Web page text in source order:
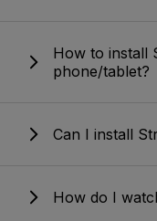
How to install
phone/tablet?
Can I install
How do I